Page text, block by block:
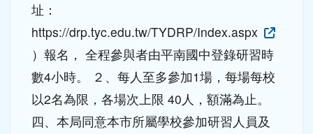
址：
https://drp.tyc.edu.tw/TYDRP/Index.aspx
）報名， 全程參與者由平南國中登錄研習時
數4小時。 ２、每人至多參加1場，每場每校
以2名為限，各場次上限 40人，額滿為止。
四、本局同意本市所屬學校參加研習人員及